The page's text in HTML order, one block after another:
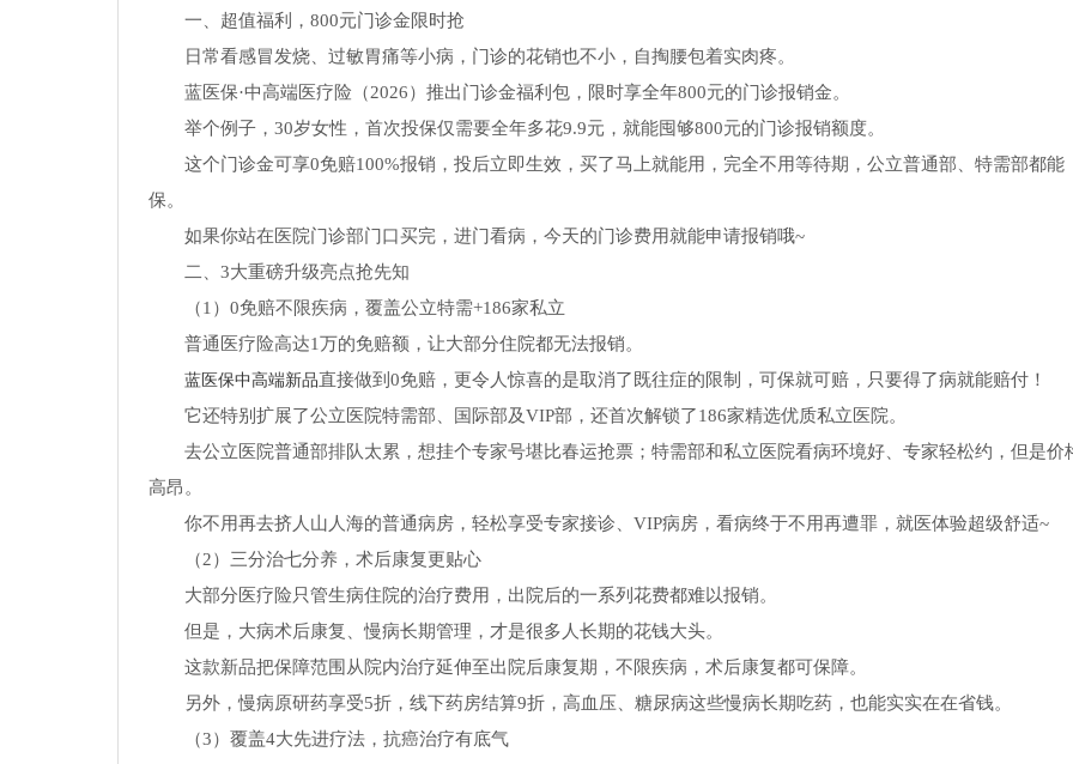
一、超值福利，800元门诊金限时抢
日常看感冒发烧、过敏胃痛等小病，门诊的花销也不小，自掏腰包着实肉疼。
蓝医保·中高端医疗险（2026）推出门诊金福利包，限时享全年800元的门诊报销金。
举个例子，30岁女性，首次投保仅需要全年多花9.9元，就能囤够800元的门诊报销额度。
这个门诊金可享0免赔100%报销，投后立即生效，买了马上就能用，完全不用等待期，公立普通部、特需部都能
保。
如果你站在医院门诊部门口买完，进门看病，今天的门诊费用就能申请报销哦~
二、3大重磅升级亮点抢先知
（1）0免赔不限疾病，覆盖公立特需+186家私立
普通医疗险高达1万的免赔额，让大部分住院都无法报销。
蓝医保中高端新品直接做到0免赔，更令人惊喜的是取消了既往症的限制，可保就可赔，只要得了病就能赔付！
它还特别扩展了公立医院特需部、国际部及VIP部，还首次解锁了186家精选优质私立医院。
去公立医院普通部排队太累，想挂个专家号堪比春运抢票；特需部和私立医院看病环境好、专家轻松约，但是价
高昂。
你不用再去挤人山人海的普通病房，轻松享受专家接诊、VIP病房，看病终于不用再遭罪，就医体验超级舒适~
（2）三分治七分养，术后康复更贴心
大部分医疗险只管生病住院的治疗费用，出院后的一系列花费都难以报销。
但是，大病术后康复、慢病长期管理，才是很多人长期的花钱大头。
这款新品把保障范围从院内治疗延伸至出院后康复期，不限疾病，术后康复都可保障。
另外，慢病原研药享受5折，线下药房结算9折，高血压、糖尿病这些慢病长期吃药，也能实实在在省钱。
（3）覆盖4大先进疗法，抗癌治疗有底气